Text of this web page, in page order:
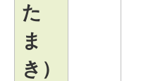
た
ま
き）